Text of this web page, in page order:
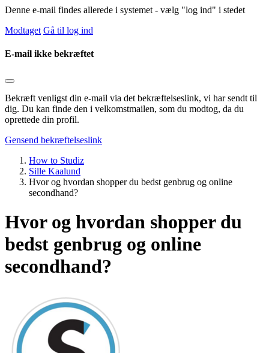
Denne e-mail findes allerede i systemet - vælg "log ind" i stedet
Modtaget Gå til log ind
E-mail ikke bekræftet
Bekræft venligst din e-mail via det bekræftelseslink, vi har sendt til
dig. Du kan finde den i velkomstmailen, som du modtog, da du
oprettede din profil.
Gensend bekræftelseslink
How to Studiz
Sille Kaalund
Hvor og hvordan shopper du bedst genbrug og online
secondhand?
Hvor og hvordan shopper du
bedst genbrug og online
secondhand?